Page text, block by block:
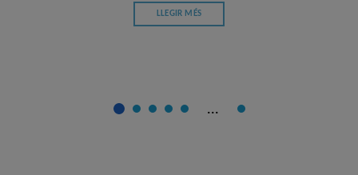
LLEGIR MÉS
...